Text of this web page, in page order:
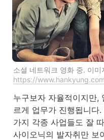
https://
누구보자 자율적이지만,
르게 업무가 진행됩니다
가지 각종 사업들도 잘
사이오닉의 발자취만 보